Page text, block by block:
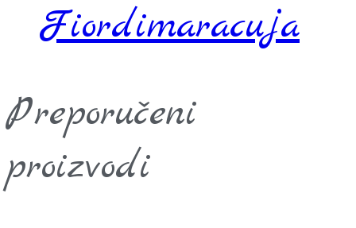
Fiordimaracuja
Preporučeni
proizvodi